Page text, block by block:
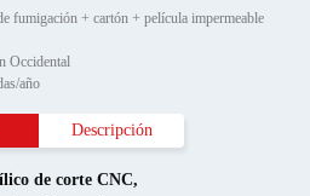
fumigación + cartón + película impermeable
Occidental
año
Descripción
de corte CNC,